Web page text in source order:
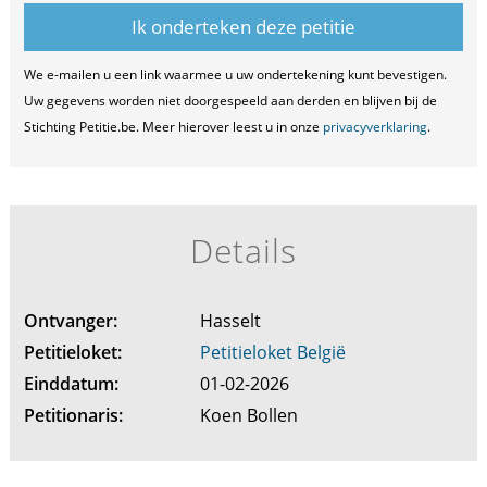
We e-mailen u een link waarmee u uw ondertekening kunt bevestigen.
Uw gegevens worden niet doorgespeeld aan derden en blijven bij de
Stichting Petitie.be. Meer hierover leest u in onze privacyverklaring.
Details
Ontvanger:
Hasselt
Petitieloket:
Petitieloket België
Einddatum:
01-02-2026
Petitionaris:
Koen Bollen